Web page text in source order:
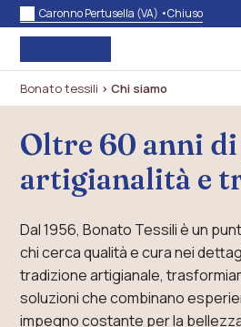
Caronno Pertusella (VA) •Chiuso
Bonato tessili >Chi siamo
Oltre 60 anni di
artigianalità e
Dal 1956, Bonato Tessili è un
chi cerca qualità e cura nei
tradizione artigianale,
soluzioni che combinano
impegno costante per la